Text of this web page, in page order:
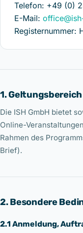
Telefon: +49 (0)
E-Mail:
Registernummer:
1.
Die ISH GmbH bietet
Online-
Rahmen des
Brief).
2. Besondere
2.1 Anmeldung,